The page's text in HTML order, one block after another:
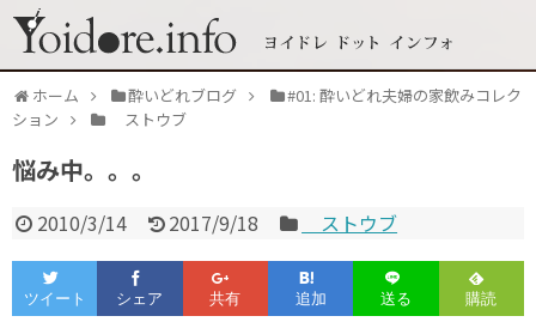
ホーム 酔いどれブログ
#01: 酔いどれ夫婦の家飲みコレク
ション
ストウブ
悩み中。。。
2010/3/14 2017/9/18 ストウブ